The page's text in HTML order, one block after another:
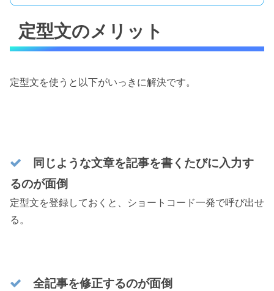
定型文のメリット
定型文を使うと以下がいっきに解決です。
同じような文章を記事を書くたびに入力す
るのが面倒
定型文を登録しておくと、ショートコード一発で呼び出せ
る。
全記事を修正するのが面倒